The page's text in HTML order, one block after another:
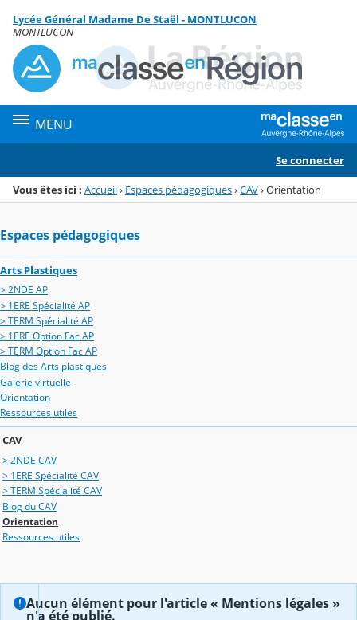
Menu de la rubrique
Contenu
Lycée Général Madame De Staël - MONTLUCON
MONTLUCON
MENU
Se connecter
Vous êtes ici : Accueil› Espaces pédagogiques›CAV›Orientation
Espaces pédagogiques
Arts Plastiques
> 2NDE AP
> 1ERE Spécialité AP
> TERM Spécialité AP
> 1ERE Option Fac AP
> TERM Option Fac AP
Blog des Arts plastiques
Galerie virtuelle
Orientation
Ressources utiles
CAV
> 2NDE CAV
> 1ERE Spécialité CAV
> TERM Spécialité CAV
Blog du CAV
Orientation
Ressources utiles
Aucun élément pour l'article « Mentions légales »
n'a été publié.